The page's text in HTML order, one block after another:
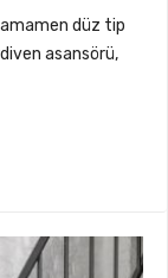
düz tip
asansörü,